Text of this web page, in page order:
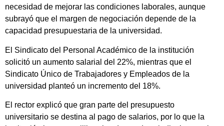
necesidad de mejorar las condiciones laborales, aunque
subrayó que el margen de negociación depende de la
capacidad presupuestaria de la universidad.
El Sindicato del Personal Académico de la institución
solicitó un aumento salarial del 22%, mientras que el
Sindicato Único de Trabajadores y Empleados de la
universidad planteó un incremento del 18%.
El rector explicó que gran parte del presupuesto
universitario se destina al pago de salarios, por lo que la